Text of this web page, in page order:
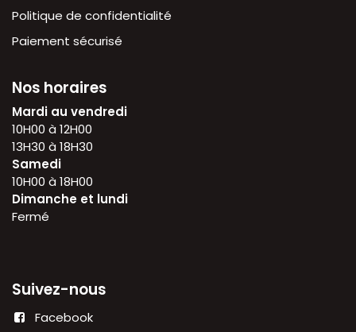
Politique de confidentialité
Paiement sécurisé
Nos horaires
Mardi au vendredi
10H00 à 12H00
13H30 à 18H30
Samedi
10H00 à 18H00
Dimanche et lundi
Fermé
Suivez-nous
Facebook